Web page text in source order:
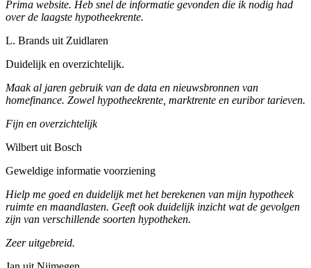
Prima website. Heb snel de informatie gevonden die ik nodig had
over de laagste hypotheekrente.
L. Brands uit Zuidlaren
Duidelijk en overzichtelijk.
Maak al jaren gebruik van de data en nieuwsbronnen van
homefinance. Zowel hypotheekrente, marktrente en euribor tarieven.
Fijn en overzichtelijk
Wilbert uit Bosch
Geweldige informatie voorziening
Hielp me goed en duidelijk met het berekenen van mijn hypotheek
ruimte en maandlasten. Geeft ook duidelijk inzicht wat de gevolgen
zijn van verschillende soorten hypotheken.
Zeer uitgebreid.